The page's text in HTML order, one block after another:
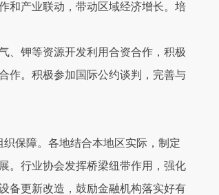
和产业联动，带动区域经济增长。培
、钾等资源开发利用合资合作，积极
作。积极参加国际公约谈判，完善与
保障。各地结合本地区实际，制定
。行业协会发挥桥梁纽带作用，强化
备更新改造，鼓励金融机构落实好有